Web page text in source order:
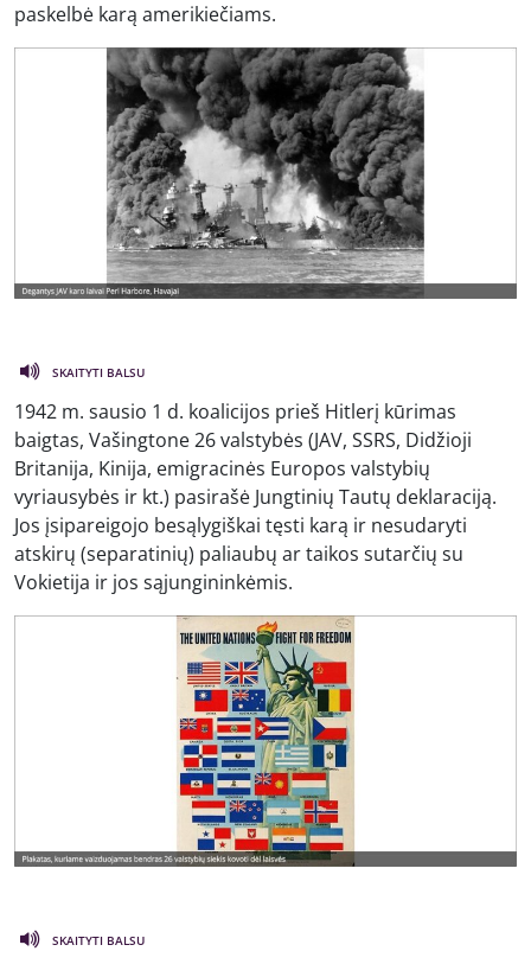
paskelbė karą amerikiečiams.
SKAITYTI BALSU
1942 m. sausio 1 d. koalicijos prieš Hitlerį kūrimas
baigtas, Vašingtone 26 valstybės (JAV, SSRS, Didžioji
Britanija, Kinija, emigracinės Europos valstybių
vyriausybės ir kt.) pasirašė Jungtinių Tautų deklaraciją.
Jos įsipareigojo besąlygiškai tęsti karą ir nesudaryti
atskirų (separatinių) paliaubų ar taikos sutarčių su
Vokietija ir jos sąjungininkėmis.
SKAITYTI BALSU